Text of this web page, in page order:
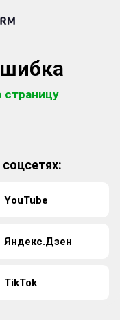
страницу
YouTube
Яндекс.Дзен
TikTok